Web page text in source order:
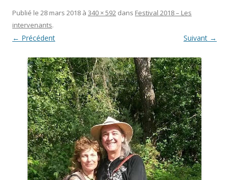
Publié le 28 mars 2018 à 340 × 592 dans Festival 2018 – Les
intervenants.
← Précédent Suivant →